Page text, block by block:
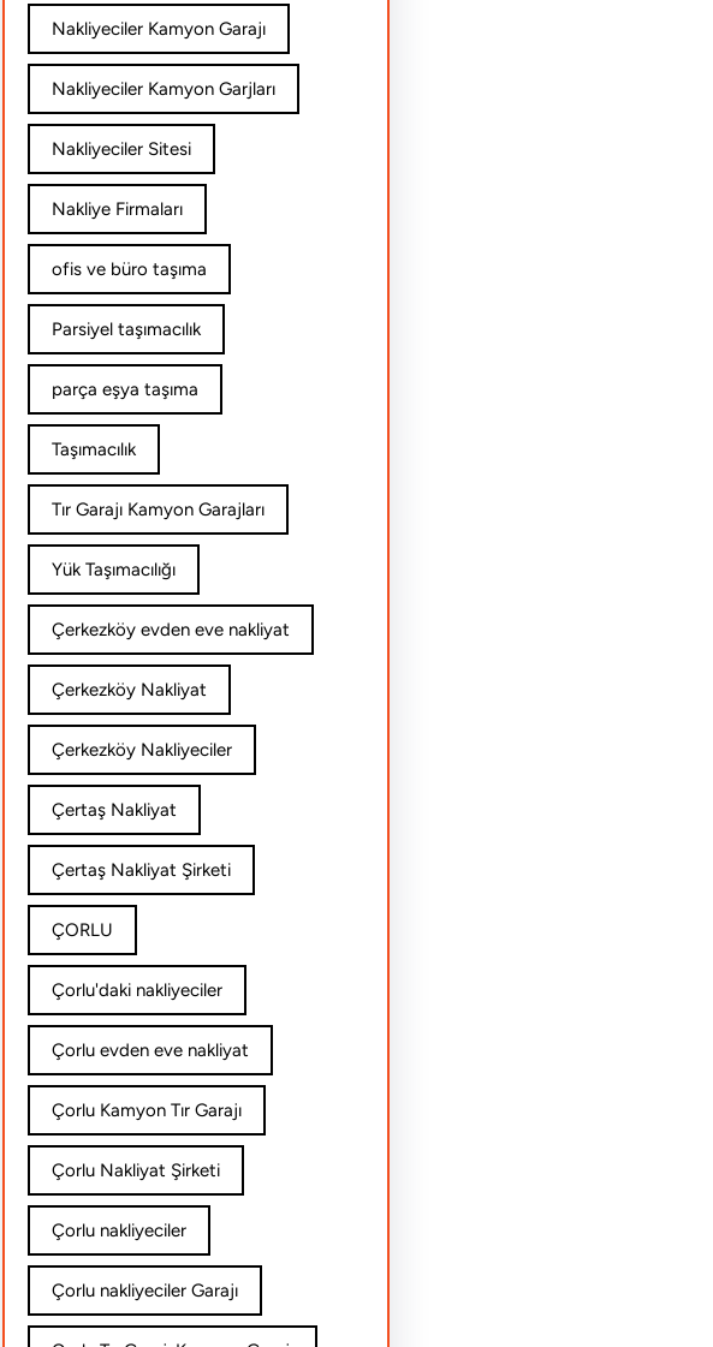
Nakliyeciler Kamyon Garajı
Nakliyeciler Kamyon Garjları
Nakliyeciler Sitesi
Nakliye Firmaları
ofis ve büro taşıma
Parsiyel taşımacılık
parça eşya taşıma
Taşımacılık
Tır Garajı Kamyon Garajları
Yük Taşımacılığı
Çerkezköy evden eve nakliyat
Çerkezköy Nakliyat
Çerkezköy Nakliyeciler
Çertaş Nakliyat
Çertaş Nakliyat Şirketi
ÇORLU
Çorlu'daki nakliyeciler
Çorlu evden eve nakliyat
Çorlu Kamyon Tır Garajı
Çorlu Nakliyat Şirketi
Çorlu nakliyeciler
Çorlu nakliyeciler Garajı